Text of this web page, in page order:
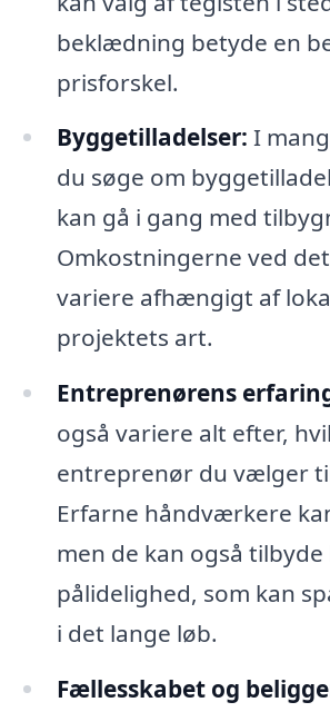
beklædning betyde en
prisforskel.
Byggetilladelser: I
du søge om
kan gå i gang med
Omkostningerne ved
variere afhængigt af
projektets art.
Entreprenørens
også variere alt efter,
entreprenør du vælger
Erfarne håndværkere
men de kan også
pålidelighed, som kan
i det lange løb.
Fællesskabet og